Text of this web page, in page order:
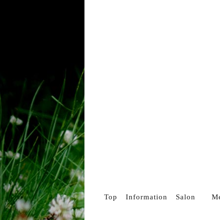
Top Information Salon